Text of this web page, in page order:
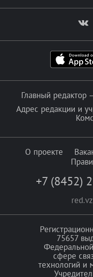
Главный редактор
Адрес редакции и
О проекте
+7 (8452)
75657
сфере
технологий и